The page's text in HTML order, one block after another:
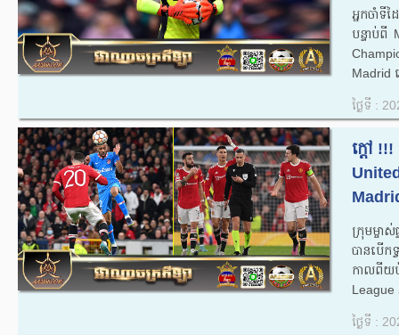
អ្នកចាំទី
បន្ទាប់ពី
ថ្ងៃទី :
ក្តៅ
ក្រុមម្ច
បានបើ
កាលពី
League
ថ្ងៃទី :